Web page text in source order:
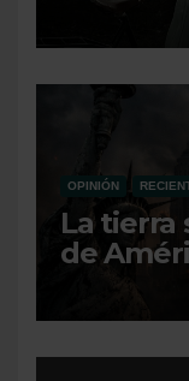
OPINIÓN
La tierra
de